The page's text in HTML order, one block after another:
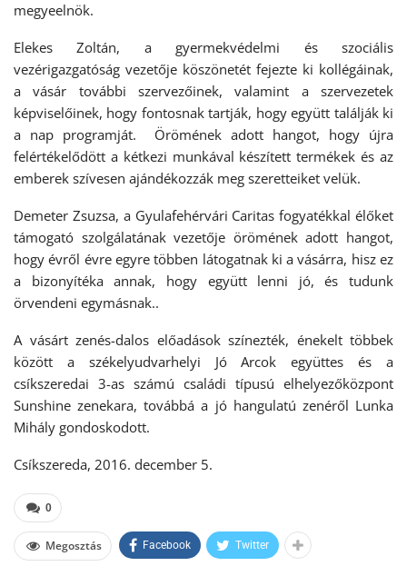
megyeelnök.
Elekes Zoltán, a gyermekvédelmi és szociális
vezérigazgatóság vezetője köszönetét fejezte ki kollégáinak,
a vásár további szervezőinek, valamint a szervezetek
képviselőinek, hogy fontosnak tartják, hogy együtt találják ki
a nap programját. Örömének adott hangot, hogy újra
felértékelődött a kétkezi munkával készített termékek és az
emberek szívesen ajándékozzák meg szeretteiket velük.
Demeter Zsuzsa, a Gyulafehérvári Caritas fogyatékkal élőket
támogató szolgálatának vezetője örömének adott hangot,
hogy évről évre egyre többen látogatnak ki a vásárra, hisz ez
a bizonyítéka annak, hogy együtt lenni jó, és tudunk
örvendeni egymásnak..
A vásárt zenés-dalos előadások színezték, énekelt többek
között a székelyudvarhelyi Jó Arcok együttes és a
csíkszeredai 3-as számú családi típusú elhelyezőközpont
Sunshine zenekara, továbbá a jó hangulatú zenéről Lunka
Mihály gondoskodott.
Csíkszereda, 2016. december 5.
0
Megosztás Facebook Twitter